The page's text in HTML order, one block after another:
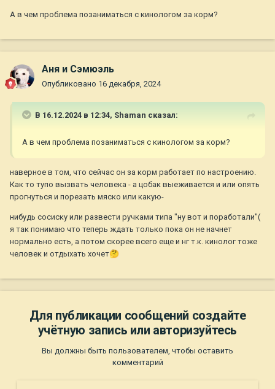
А в чем проблема позаниматься с кинологом за корм?
Аня и Сэмюэль
Опубликовано 16 декабря, 2024
В 16.12.2024 в 12:34, Shaman сказал:
А в чем проблема позаниматься с кинологом за корм?
наверное в том, что сейчас он за корм работает по настроению.
Как то тупо вызвать человека - а цобак выеживается и или опять
прогнуться и порезать мяско или какую-
нибудь сосиску или развести ручками типа "ну вот и поработали"(
я так понимаю что теперь ждать только пока он не начнет
нормально есть, а потом скорее всего еще и нг т.к. кинолог тоже
человек и отдыхать хочет🤔
Для публикации сообщений создайте
учётную запись или авторизуйтесь
Вы должны быть пользователем, чтобы оставить
комментарий